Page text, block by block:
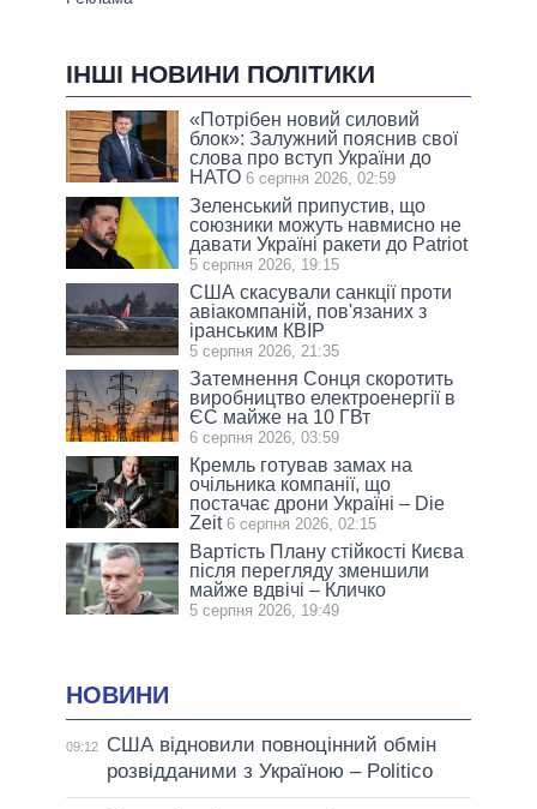
ІНШІ НОВИНИ ПОЛІТИКИ
«Потрібен новий силовий
блок»: Залужний пояснив свої
слова про вступ України до
НАТО 6 серпня 2026, 02:59
Зеленський припустив, що
союзники можуть навмисно не
давати Україні ракети до Patriot
5 серпня 2026, 19:15
США скасували санкції проти
авіакомпаній, пов'язаних з
іранським КВІР
5 серпня 2026, 21:35
Затемнення Сонця скоротить
виробництво електроенергії в
ЄС майже на 10 ГВт
6 серпня 2026, 03:59
Кремль готував замах на
очільника компанії, що
постачає дрони Україні – Die
Zeit 6 серпня 2026, 02:15
Вартість Плану стійкості Києва
після перегляду зменшили
майже вдвічі – Кличко
5 серпня 2026, 19:49
НОВИНИ
09:12
США відновили повноцінний обмін
розвідданими з Україною – Politico